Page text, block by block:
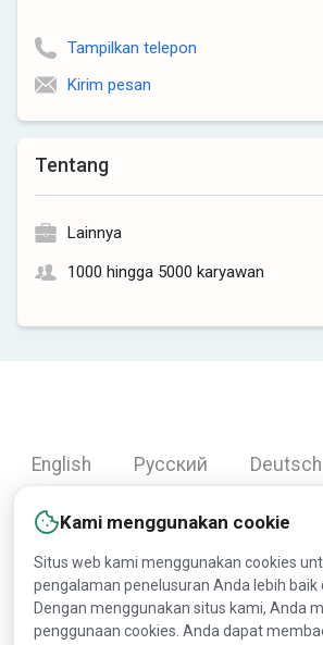
Tentang
Lainnya
1000 hingga 5000 karyawan
Tampilkan telepon
Kirim pesan
Kami menggunakan cookie
Situs web kami menggunakan cookies
pengalaman penelusuran Anda lebih baik
Dengan menggunakan situs kami, Anda
penggunaan cookies. Anda dapat
English Русский Deutsch
العربية
Türkçe
Copyright © 2000-2026 Lesprom